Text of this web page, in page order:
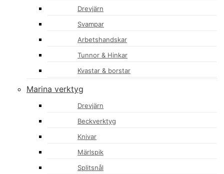
Drevjärn
Svampar
Arbetshandskar
Tunnor & Hinkar
Kvastar & borstar
Marina verktyg
Drevjärn
Beckverktyg
Knivar
Märlspik
Splitsnål